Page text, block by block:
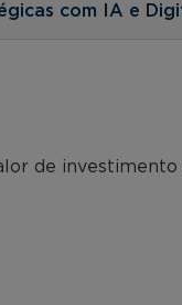
com IA e
de